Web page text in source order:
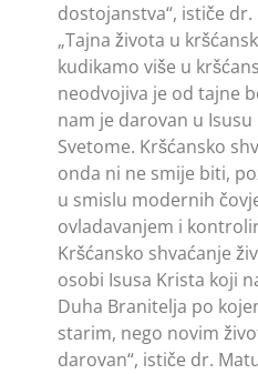
dostojanstva“, ističe
„Tajna života u
kudikamo više u
neodvojiva je od tajne
nam je darovan u
Svetome. Kršćansko
onda ni ne smije biti,
u smislu modernih
ovladavanjem i
Kršćansko shvaćanje
osobi Isusa Krista koji
Duha Branitelja po
starim, nego novim
darovan“, ističe dr.